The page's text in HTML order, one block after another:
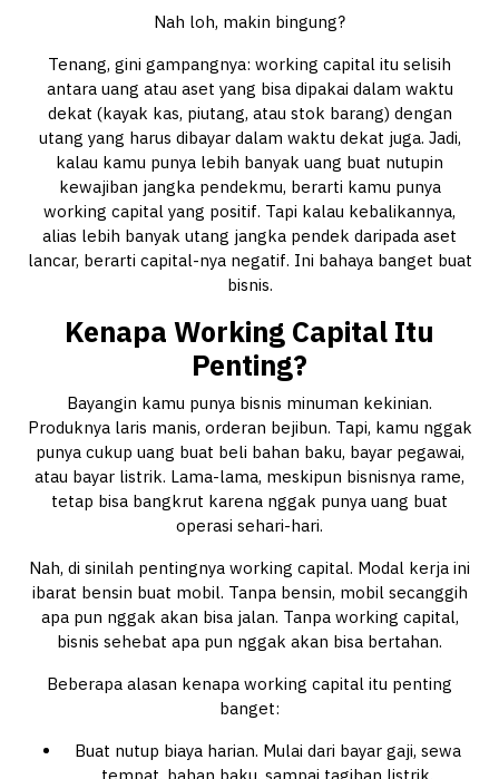
Nah loh, makin bingung?
Tenang, gini gampangnya: working capital itu selisih
antara uang atau aset yang bisa dipakai dalam waktu
dekat (kayak kas, piutang, atau stok barang) dengan
utang yang harus dibayar dalam waktu dekat juga. Jadi,
kalau kamu punya lebih banyak uang buat nutupin
kewajiban jangka pendekmu, berarti kamu punya
working capital yang positif. Tapi kalau kebalikannya,
alias lebih banyak utang jangka pendek daripada aset
lancar, berarti capital-nya negatif. Ini bahaya banget buat
bisnis.
Kenapa Working Capital Itu
Penting?
Bayangin kamu punya bisnis minuman kekinian.
Produknya laris manis, orderan bejibun. Tapi, kamu nggak
punya cukup uang buat beli bahan baku, bayar pegawai,
atau bayar listrik. Lama-lama, meskipun bisnisnya rame,
tetap bisa bangkrut karena nggak punya uang buat
operasi sehari-hari.
Nah, di sinilah pentingnya working capital. Modal kerja ini
ibarat bensin buat mobil. Tanpa bensin, mobil secanggih
apa pun nggak akan bisa jalan. Tanpa working capital,
bisnis sehebat apa pun nggak akan bisa bertahan.
Beberapa alasan kenapa working capital itu penting
banget:
Buat nutup biaya harian. Mulai dari bayar gaji, sewa